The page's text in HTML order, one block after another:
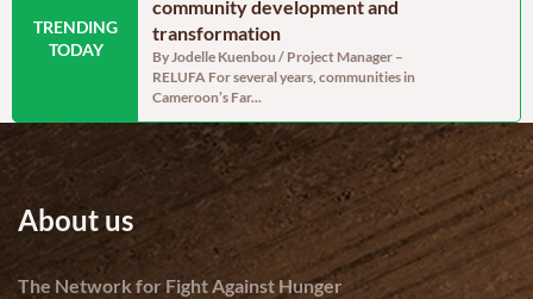
TRENDING
TODAY
but
remain
community development and
transformation
By Jodelle Kuenbou / Project Manager –
RELUFA For several years, communities in
Cameroon’s Far...
About us
The Network for Fight Against Hunger